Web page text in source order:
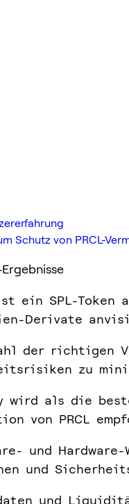
Schutz von PRCL-
ist ein SPL-
Derivate
der richtigen
zu
wird als die
von PRCL
und
und
und